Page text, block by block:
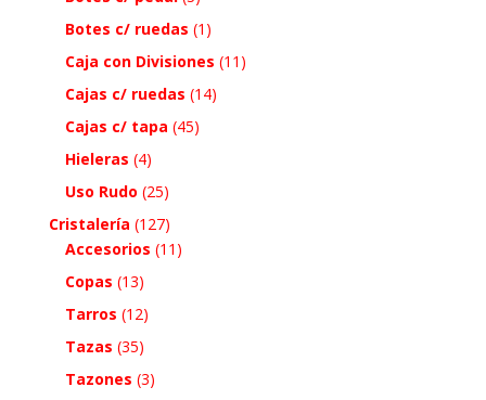
Botes c/ ruedas (1)
Caja con Divisiones (11)
Cajas c/ ruedas (14)
Cajas c/ tapa (45)
Hieleras (4)
Uso Rudo (25)
Cristalería (127)
Accesorios (11)
Copas (13)
Tarros (12)
Tazas (35)
Tazones (3)